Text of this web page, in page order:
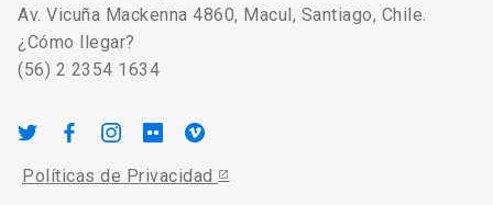
Av. Vicuña Mackenna 4860, Macul, Santiago, Chile.
¿Cómo llegar?
(56) 2 2354 1634
Políticas de Privacidad